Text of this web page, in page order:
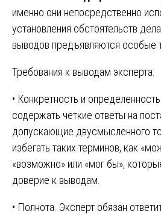
именно они непосредственно
установления обстоятельств
выводов предъявляются особые
Требования к выводам эксперта:
• Конкретность и
содержать четкие ответы на
допускающие двусмысленного
избегать таких терминов, как
«возможно» или «мог бы»,
доверие к выводам.
• Полнота. Эксперт обязан